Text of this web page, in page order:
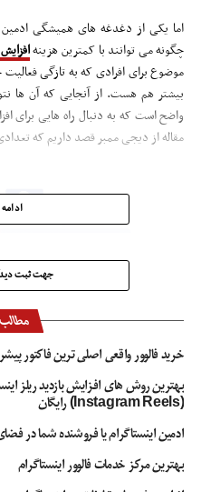
اما یکی از دغدغه های همیشگی
چگونه می توانند با کمترین هزینه
موضوع برای افرادی که به تازگی
بیشتر هم هست. از آنجایی که آن ها
واضح است که به دنبال راه هایی برای
مقاله از دیجی ممبر قصد داریم که
ترفندهای رایگان
جهت ثبت
خرید فالوور واقعی اصلی ترین فاکتور
بهترین روش های افزایش بازدید ریلز
(Instagram Reels) رایگان
ادمین اینستاگرام یا فروشنده شما در
بهترین مرکز خدمات فالوور اینستاگرام